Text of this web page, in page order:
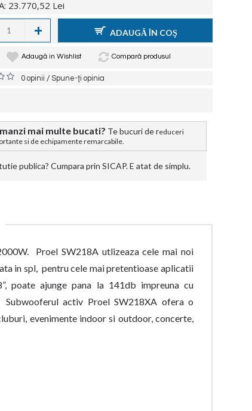
23.770,52 Lei
+ ADAUGĂ ÎN COŞ
Adaugă in Wishlist Compară produsul
0 opinii /Spune-ţi opinia
mai multe bucati? Te bucuri de reduceri
si de echipamente remarcabile.
publica? Cumpara prin SICAP. E atat de simplu.
Proel SW218A utlizeaza cele mai noi
in spl, pentru cele mai pretentioase aplicatii
ajunge pana la 141db impreuna cu
activ Proel SW218XA ofera o
evenimente indoor si outdoor, concerte,